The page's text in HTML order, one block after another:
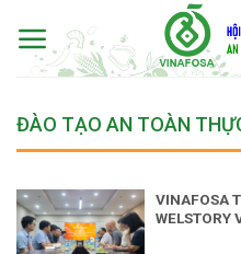
content
ĐÀO TẠO AN TOÀN
VINAFOSA
WELSTORY